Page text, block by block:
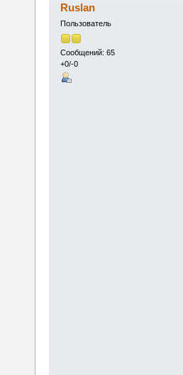
Ruslan
Пользователь
Сообщений: 65
+0/-0